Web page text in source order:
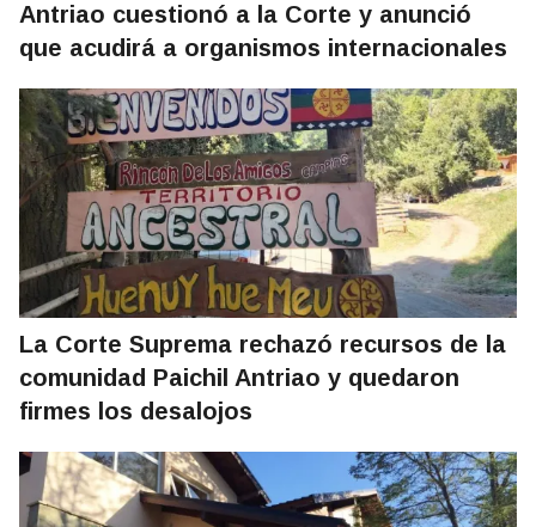
Antriao cuestionó a la Corte y anunció
que acudirá a organismos internacionales
La Corte Suprema rechazó recursos de la
comunidad Paichil Antriao y quedaron
firmes los desalojos